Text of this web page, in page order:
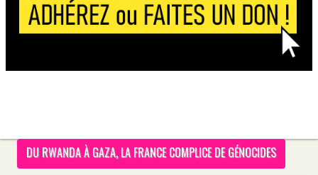
DU RWANDA À GAZA, LA FRANCE COMPLICE DE GÉNOCIDES